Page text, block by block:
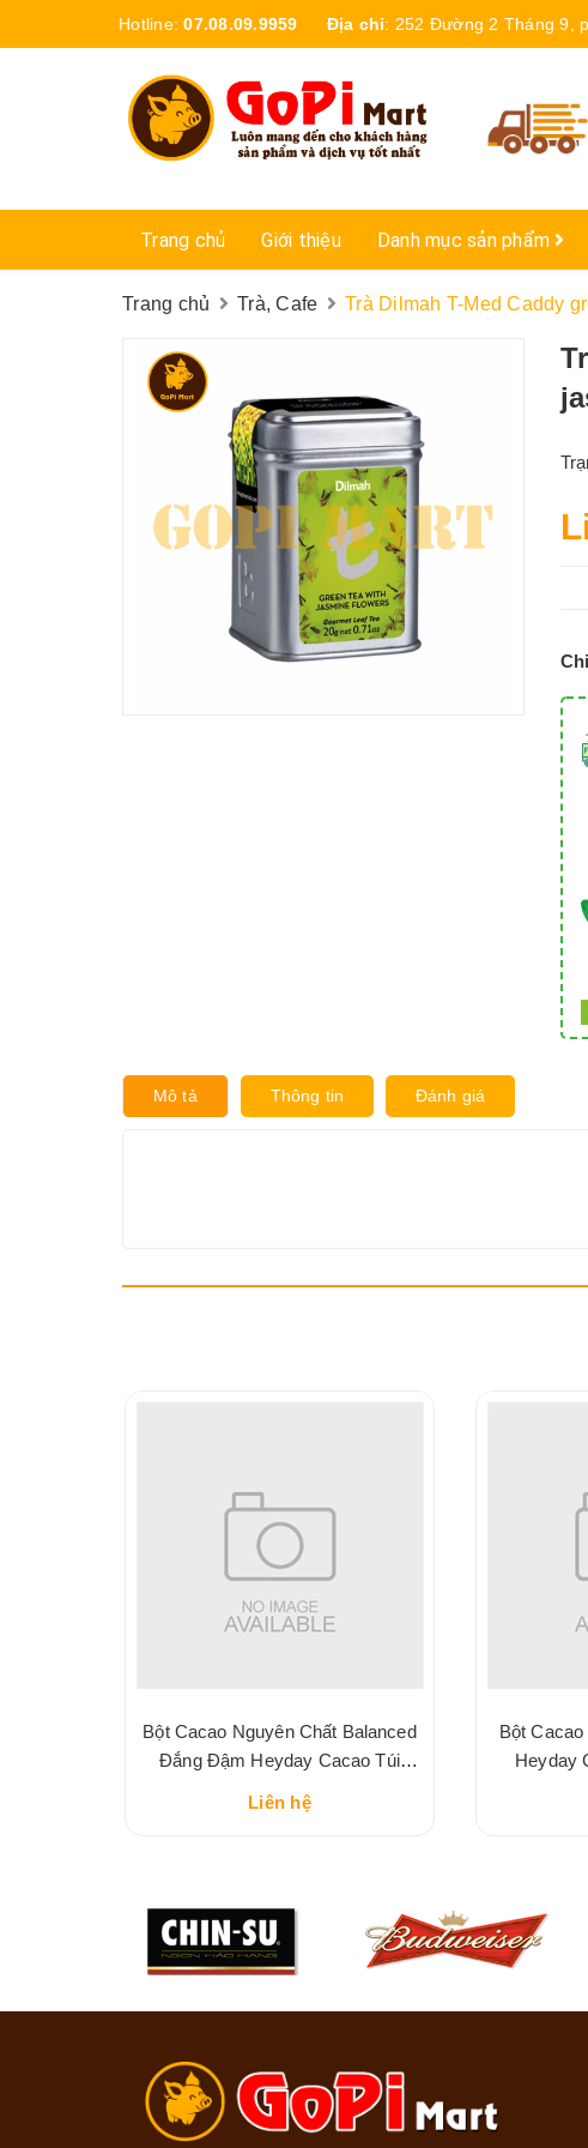
Hotline:07.08.09.9959 Địa chỉ: 252 Đường 2 Tháng 9,
Trang chủ Giới thiệu Danh mục sản phẩm
Trang chủ Trà, Cafe Trà Dilmah T-Med Caddy
Mô tả Thông tin Đánh giá
Bột Cacao Nguyên Chất Balanced
Đắng Đậm Heyday Cacao Túi
Liên hệ
Bột
Heyday